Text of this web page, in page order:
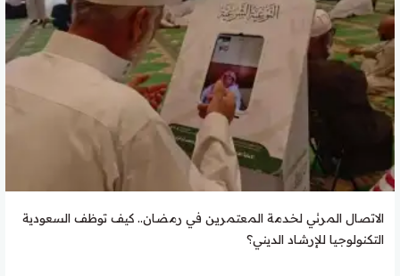
الاتصال المرئي لخدمة المعتمرين في رمضان.. كيف توظف السعودية
التكنولوجيا للإرشاد الديني؟